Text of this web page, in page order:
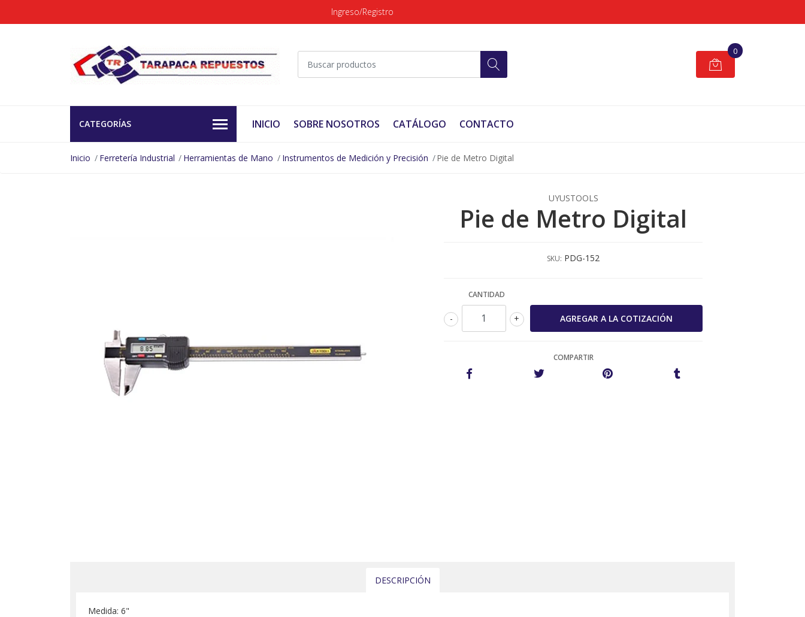
Ingreso/Registro
0
CATEGORÍAS INICIO SOBRE NOSOTROS CATÁLOGO CONTACTO
Inicio Ferretería Industrial Herramientas de Mano Instrumentos de Medición y Precisión Pie de Metro Digital
UYUSTOOLS
Pie de Metro Digital
SKU: PDG-152
CANTIDAD
+
-
COMPARTIR
DESCRIPCIÓN
Medida: 6"